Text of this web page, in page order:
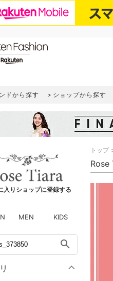
ドから探す ショップから探す
入りショップに登録する
MEN KIDS
search
トップ
Rose